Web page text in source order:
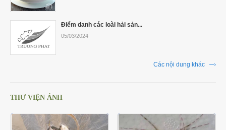
Điểm danh các loài hải sản...
05/03/2024
Các nội dung khác
THƯ VIỆN ẢNH